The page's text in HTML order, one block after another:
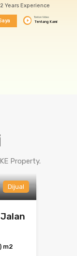
Tentang Kami
Tonton Video
Years Experience
Property.
Dijual
m2